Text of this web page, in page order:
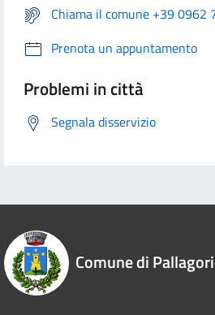
Chiama il comune +39 0962
Prenota un appuntamento
Problemi in città
Segnala disservizio
Comune di